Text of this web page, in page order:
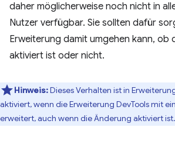
daher möglicherweise noch nicht in
Nutzer verfügbar. Sie sollten dafür
Erweiterung damit umgehen kann, ob
aktiviert ist oder nicht.
Hinweis:Dieses Verhalten ist in
aktiviert, wenn die Erweiterung DevTools mit
erweitert, auch wenn die Änderung aktiviert ist.